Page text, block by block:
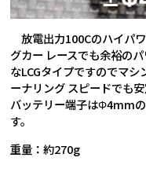
放電出力100Cのハイパ
グカー レースでも余裕の
なLCGタイプですのでマ
ーナリング スピードでも
バッテリー端子はΦ4mm
す。
重量：約270g